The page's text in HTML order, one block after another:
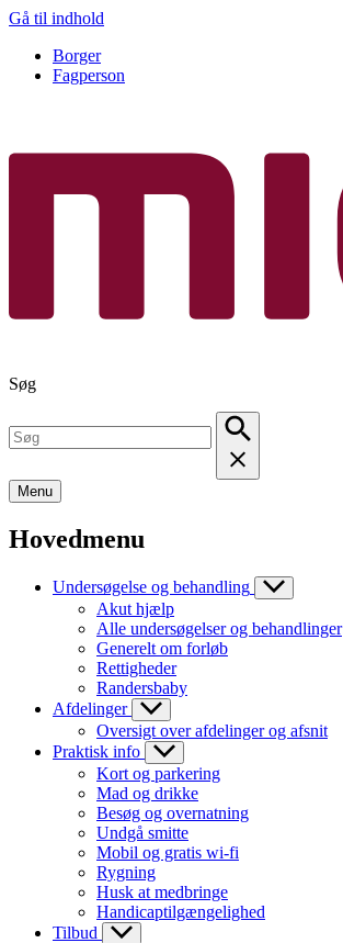
Gå til indhold
Borger
Fagperson
Søg
Menu
Hovedmenu
Undersøgelse og behandling
Akut hjælp
Alle undersøgelser og behandlinger
Generelt om forløb
Rettigheder
Randersbaby
Afdelinger
Oversigt over afdelinger og afsnit
Praktisk info
Kort og parkering
Mad og drikke
Besøg og overnatning
Undgå smitte
Mobil og gratis wi-fi
Rygning
Husk at medbringe
Handicaptilgængelighed
Tilbud